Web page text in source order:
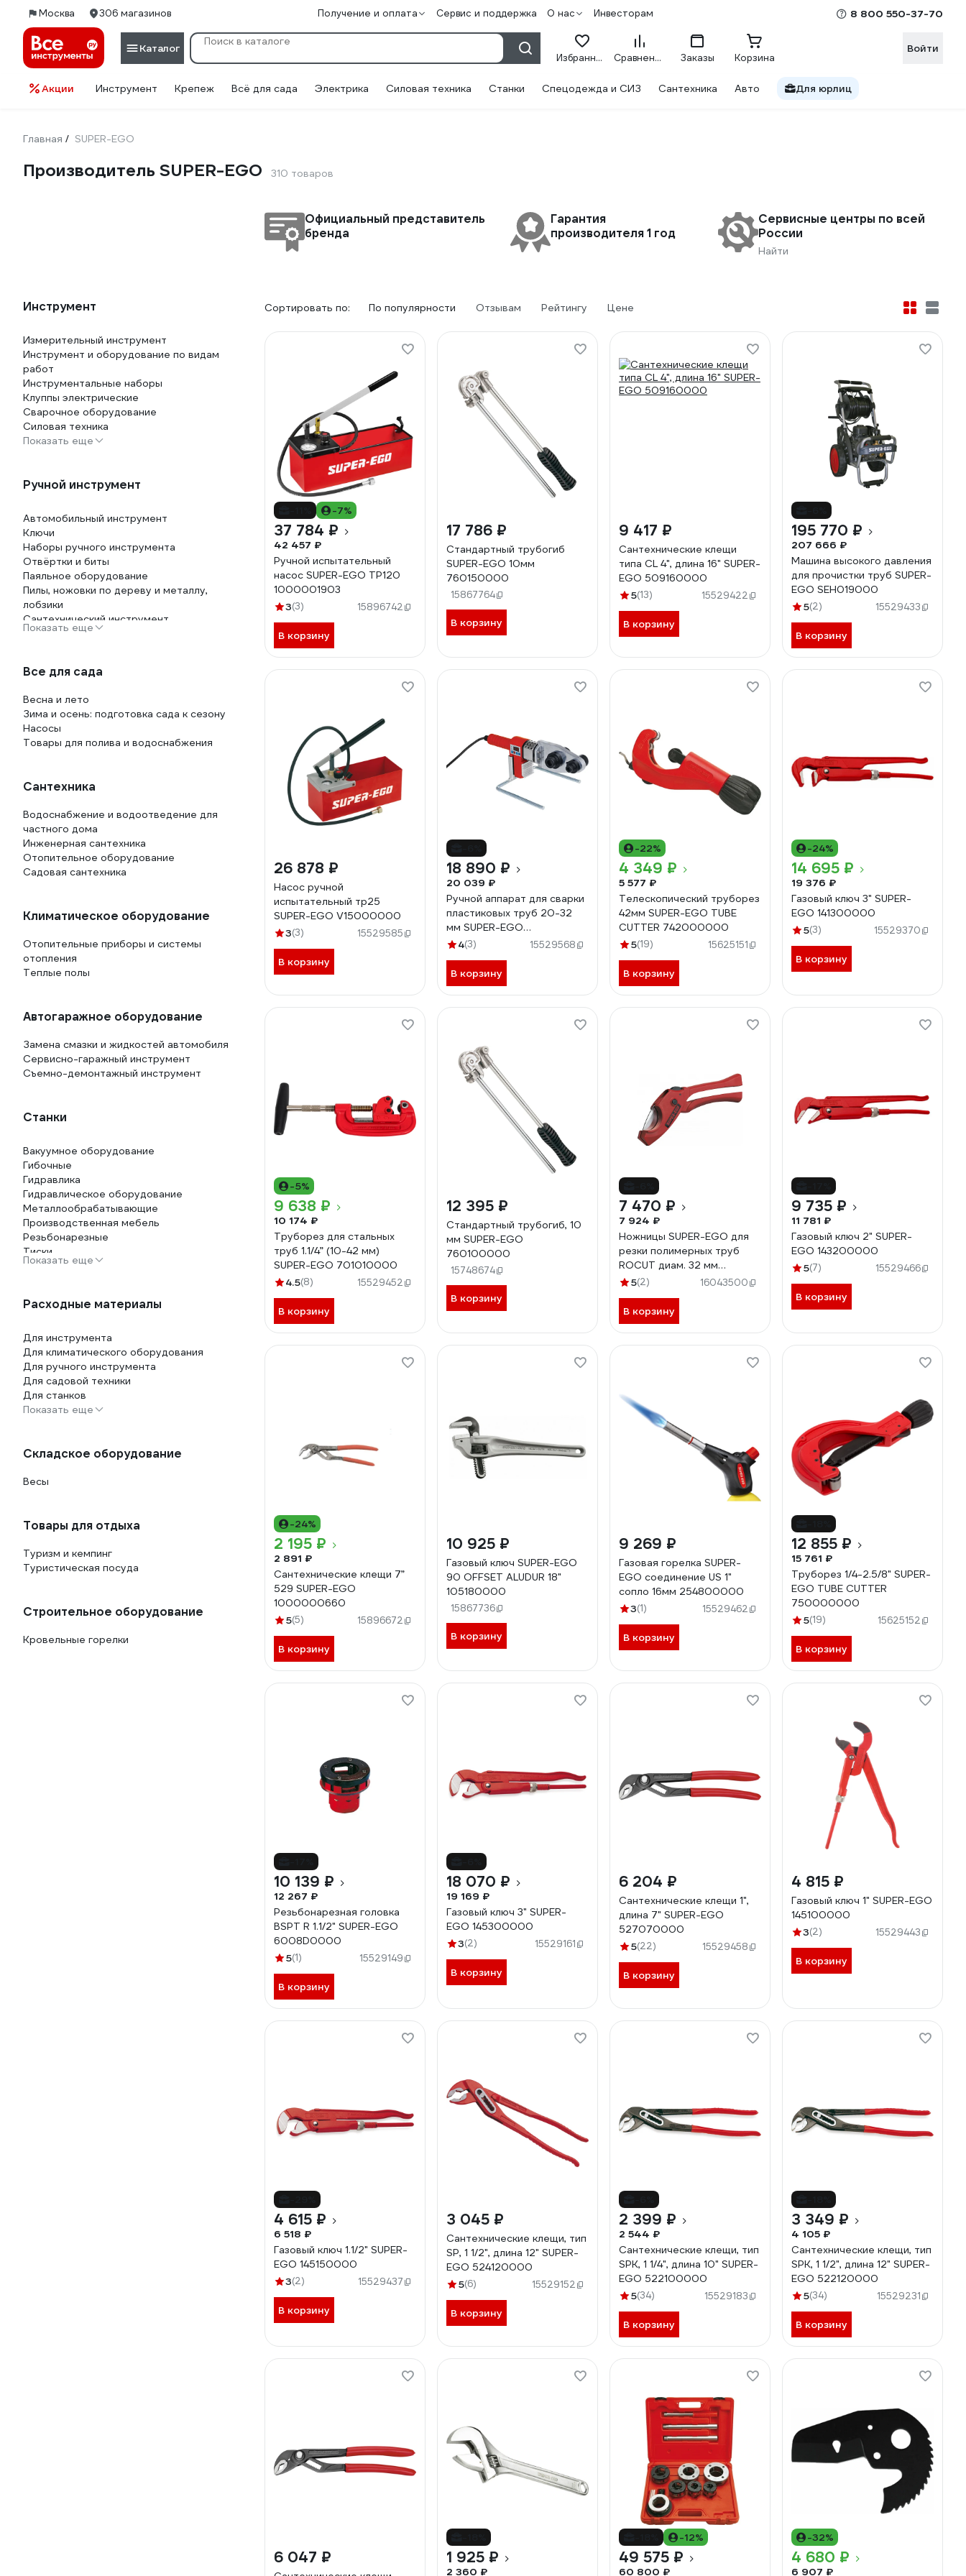
Москва 306 магазинов Получение и оплата Сервис и поддержка О нас Инвесторам 8 800 550-37-70
Каталог
Избранное Сравнение Заказы Корзина
Войти
Акции Инструмент Крепеж Всё для сада Электрика Силовая техника Станки Спецодежда и СИЗ Сантехника Авто Для юрлиц
Главная / SUPER-EGO
Производитель SUPER-EGO 310 товаров
Официальный представитель
бренда
Гарантия
производителя 1 год
Сервисные центры по всей
России
Найти
Инструмент
Измерительный инструмент
Инструмент и оборудование по видам
работ
Инструментальные наборы
Клуппы электрические
Сварочное оборудование
Силовая техника
Показать еще
Ручной инструмент
Автомобильный инструмент
Ключи
Наборы ручного инструмента
Отвёртки и биты
Паяльное оборудование
Пилы, ножовки по дереву и металлу,
лобзики
Сантехнический инструмент
Специализированный инструмент
Электромонтажный инструмент
Показать еще
Все для сада
Весна и лето
Зима и осень: подготовка сада к сезону
Насосы
Товары для полива и водоснабжения
Сантехника
Водоснабжение и водоотведение для
частного дома
Инженерная сантехника
Отопительное оборудование
Садовая сантехника
Климатическое оборудование
Отопительные приборы и системы
отопления
Теплые полы
Автогаражное оборудование
Замена смазки и жидкостей автомобиля
Сервисно-гаражный инструмент
Съемно-демонтажный инструмент
Станки
Вакуумное оборудование
Гибочные
Гидравлика
Гидравлическое оборудование
Металлообрабатывающие
Производственная мебель
Резьбонарезные
Тиски
Показать еще
Расходные материалы
Для инструмента
Для климатического оборудования
Для ручного инструмента
Для садовой техники
Для станков
Показать еще
Складское оборудование
Весы
Товары для отдыха
Туризм и кемпинг
Туристическая посуда
Строительное оборудование
Кровельные горелки
Сортировать по: По популярности Отзывам Рейтингу Цене
-7%
37 784 ₽
42 457 ₽
Ручной испытательный
насос SUPER-EGO ТР120
1000001903
3(3) 15896742
В корзину
17 786 ₽
Стандартный трубогиб
SUPER-EGO 10мм
760150000
15867764
В корзину
9 417 ₽
Сантехнические клещи
типа CL 4", длина 16" SUPER-
EGO 509160000
5(13) 15529422
В корзину
195 770 ₽
207 666 ₽
Машина высокого давления
для прочистки труб SUPER-
EGO SEH019000
5(2) 15529433
В корзину
26 878 ₽
Насос ручной
испытательный тр25
SUPER-EGO V15000000
3(3) 15529585
В корзину
18 890 ₽
20 039 ₽
Ручной аппарат для сварки
пластиковых труб 20-32
мм SUPER-EGO
1500000447
4(3) 15529568
В корзину
-22%
4 349 ₽
5 577 ₽
Телескопический труборез
42мм SUPER-EGO TUBE
CUTTER 742000000
5(19) 15625151
В корзину
-24%
14 695 ₽
19 376 ₽
Газовый ключ 3" SUPER-
EGO 141300000
5(3) 15529370
В корзину
-5%
9 638 ₽
10 174 ₽
Труборез для стальных
труб 1.1/4” (10-42 мм)
SUPER-EGO 701010000
4.5(8) 15529452
В корзину
12 395 ₽
Стандартный трубогиб, 10
мм SUPER-EGO
760100000
15748674
В корзину
7 470 ₽
7 924 ₽
Ножницы SUPER-EGO для
резки полимерных труб
ROCUT диам. 32 мм
568400000
5(2) 16043500
В корзину
9 735 ₽
11 781 ₽
Газовый ключ 2" SUPER-
EGO 143200000
5(7) 15529466
В корзину
-24%
2 195 ₽
2 891 ₽
Сантехнические клещи 7”
529 SUPER-EGO
1000000660
5(5) 15896672
В корзину
10 925 ₽
Газовый ключ SUPER-EGO
90 OFFSET ALUDUR 18"
105180000
15867736
В корзину
9 269 ₽
Газовая горелка SUPER-
EGO соединение US 1"
сопло 16мм 254800000
3(1) 15529462
В корзину
12 855 ₽
15 761 ₽
Труборез 1/4-2.5/8" SUPER-
EGO TUBE CUTTER
750000000
5(19) 15625152
В корзину
10 139 ₽
12 267 ₽
Резьбонарезная головка
BSPT R 1.1/2" SUPER-EGO
6008D0000
5(1) 15529149
В корзину
18 070 ₽
19 169 ₽
Газовый ключ 3" SUPER-
EGO 145300000
3(2) 15529161
В корзину
6 204 ₽
Сантехнические клещи 1",
длина 7" SUPER-EGO
527070000
5(22) 15529458
В корзину
4 815 ₽
Газовый ключ 1" SUPER-EGO
145100000
3(2) 15529443
В корзину
4 615 ₽
6 518 ₽
Газовый ключ 1.1/2" SUPER-
EGO 145150000
3(2) 15529437
В корзину
3 045 ₽
Сантехнические клещи, тип
SP, 1 1/2", длина 12" SUPER-
EGO 524120000
5(6) 15529152
В корзину
2 399 ₽
2 544 ₽
Сантехнические клещи, тип
SPK, 1 1/4", длина 10" SUPER-
EGO 522100000
5(34) 15529183
В корзину
3 349 ₽
4 105 ₽
Сантехнические клещи, тип
SPK, 1 1/2", длина 12" SUPER-
EGO 522120000
5(34) 15529231
В корзину
6 047 ₽ 1 925 ₽
2 360 ₽
-12%
49 575 ₽
60 800 ₽
-32%
4 680 ₽
6 907 ₽